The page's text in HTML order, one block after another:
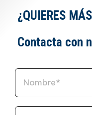
¿QUIERES
Contacta con